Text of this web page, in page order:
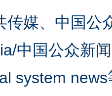
传媒、中国公
中国公众新
system